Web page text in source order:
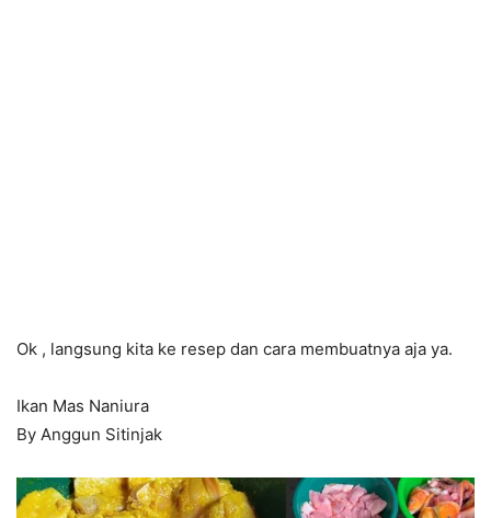
Ok , langsung kita ke resep dan cara membuatnya aja ya.
Ikan Mas Naniura
By Anggun Sitinjak